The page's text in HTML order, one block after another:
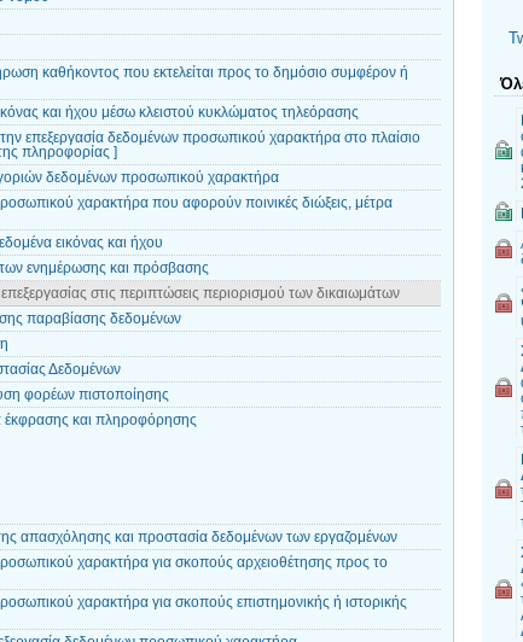
καθήκοντος που εκτελείται προς το δημόσιο συμφέρον ή
και ήχου μέσω κλειστού κυκλώματος τηλεόρασης
επεξεργασία δεδομένων προσωπικού χαρακτήρα στο πλαίσιο
πληροφορίας ]
δεδομένων προσωπικού χαρακτήρα
χαρακτήρα που αφορούν ποινικές διώξεις, μέτρα
εικόνας και ήχου
ενημέρωσης και πρόσβασης
στις περιπτώσεις περιορισμού των δικαιωμάτων
παραβίασης δεδομένων
Δεδομένων
φορέων πιστοποίησης
έκφρασης και πληροφόρησης
απασχόλησης και προστασία δεδομένων των εργαζομένων
χαρακτήρα για σκοπούς αρχειοθέτησης προς το
χαρακτήρα για σκοπούς επιστημονικής ή ιστορικής